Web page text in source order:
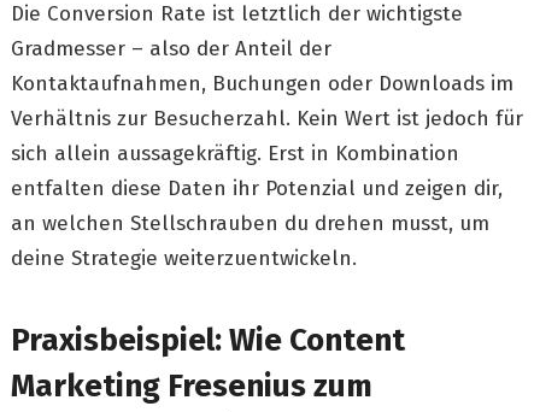
Die Conversion Rate ist letztlich der wichtigste
Gradmesser – also der Anteil der
Kontaktaufnahmen, Buchungen oder Downloads im
Verhältnis zur Besucherzahl. Kein Wert ist jedoch für
sich allein aussagekräftig. Erst in Kombination
entfalten diese Daten ihr Potenzial und zeigen dir,
an welchen Stellschrauben du drehen musst, um
deine Strategie weiterzuentwickeln.
Praxisbeispiel: Wie Content
Marketing Fresenius zum